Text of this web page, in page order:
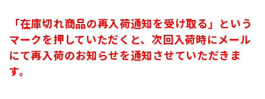
「在庫切れ商品の再入荷通知を受け取る」という
マークを押していただくと、次回入荷時にメール
にて再入荷のお知らせを通知させていただきま
す。